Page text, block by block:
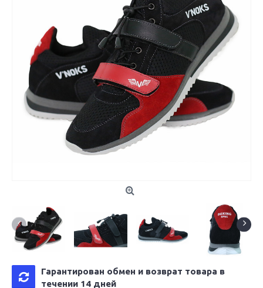
Гарантирован обмен и возврат товара в
течении 14 дней